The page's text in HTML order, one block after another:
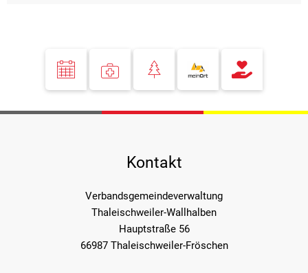
Kontakt
Verbandsgemeindeverwaltung
Thaleischweiler-Wallhalben
Hauptstraße 56
66987 Thaleischweiler-Fröschen